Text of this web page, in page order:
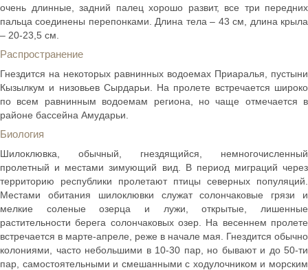
очень длинные, задний палец хорошо развит, все три передних
пальца соединены перепонками. Длина тела – 43 см, длина крыла
– 20-23,5 см.
Распространение
Гнездится на некоторых равнинных водоемах Приаралья, пустыни
Кызылкум и низовьев Сырдарьи. На пролете встречается широко
по всем равнинным водоемам региона, но чаще отмечается в
районе бассейна Амударьи.
Биология
Шилоклювка, обычный, гнездящийся, немногочисленный
пролетный и местами зимующий вид. В период миграций через
территорию республики пролетают птицы северных популяций.
Местами обитания шилоклювки служат солончаковые грязи и
мелкие соленые озерца и лужи, открытые, лишенные
растительности берега солончаковых озер. На весеннем пролете
встречается в марте-апреле, реже в начале мая. Гнездится обычно
колониями, часто небольшими в 10-30 пар, но бывают и до 50-ти
пар, самостоятельными и смешанными с ходулочником и морским